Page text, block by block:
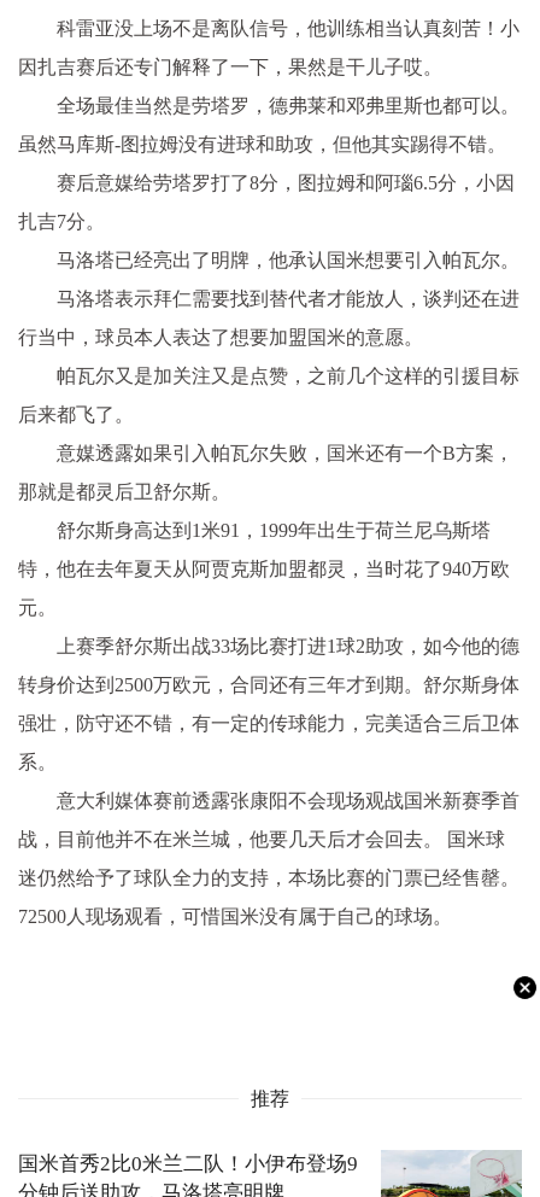
科雷亚没上场不是离队信号，他训练相当认真刻苦！小
因扎吉赛后还专门解释了一下，果然是干儿子哎。
全场最佳当然是劳塔罗，德弗莱和邓弗里斯也都可以。
虽然马库斯-图拉姆没有进球和助攻，但他其实踢得不错。
赛后意媒给劳塔罗打了8分，图拉姆和阿瑙6.5分，小因
扎吉7分。
马洛塔已经亮出了明牌，他承认国米想要引入帕瓦尔。
马洛塔表示拜仁需要找到替代者才能放人，谈判还在进
行当中，球员本人表达了想要加盟国米的意愿。
帕瓦尔又是加关注又是点赞，之前几个这样的引援目标
后来都飞了。
意媒透露如果引入帕瓦尔失败，国米还有一个B方案，
那就是都灵后卫舒尔斯。
舒尔斯身高达到1米91，1999年出生于荷兰尼乌斯塔
特，他在去年夏天从阿贾克斯加盟都灵，当时花了940万欧
元。
上赛季舒尔斯出战33场比赛打进1球2助攻，如今他的德
转身价达到2500万欧元，合同还有三年才到期。舒尔斯身体
强壮，防守还不错，有一定的传球能力，完美适合三后卫体
系。
意大利媒体赛前透露张康阳不会现场观战国米新赛季首
战，目前他并不在米兰城，他要几天后才会回去。 国米球
迷仍然给予了球队全力的支持，本场比赛的门票已经售罄。
72500人现场观看，可惜国米没有属于自己的球场。
推荐
国米首秀2比0米兰二队！小伊布登场9
分钟后送助攻，马洛塔亮明牌